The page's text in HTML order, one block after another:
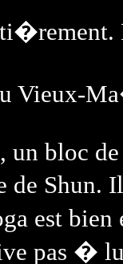
Vieux-
un bloc
Shun.
est
pas �